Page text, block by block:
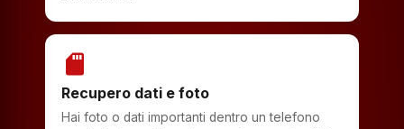
sd_storage
Recupero dati e foto
Hai foto o dati importanti dentro un telefono